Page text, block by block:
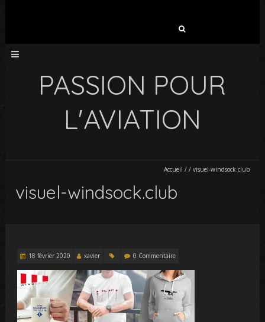
PASSION POUR
L'AVIATION
Accueil / / visuel-windsock.club
visuel-windsock.club
18 février 2020 xavier 0 Commentaire